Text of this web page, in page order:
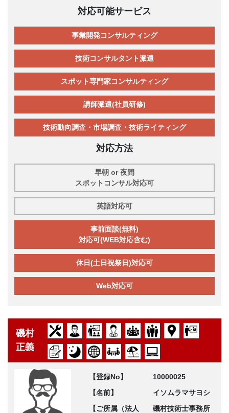
対応可能サービス
事業開発コンサルティング
技術コンサルタント派遣
スポット専門家コンサルティング
講師派遣(社員研修)
技術動向調査・市場調査・技術ライティング
対応方法
早朝 or 夜間
スポットコンサル対応可
英語対応可
事前面談(無料)
対応可(WEB対応含む)
休日(土日祝祭日)対応可
Web対応可
磯村
正義
【登録No】
10000025
【名前】
イソムラマサヨシ
【ご所属（法人
磯村技術士事務所